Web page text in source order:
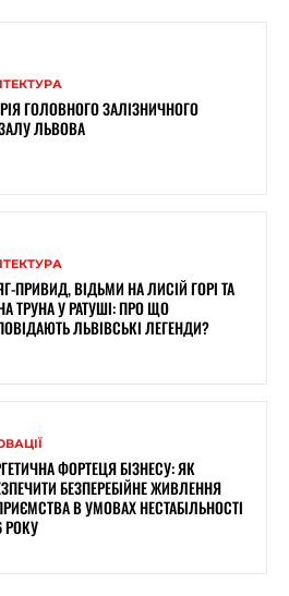
ГОЛОВНОГО ЗАЛІЗНИЧНОГО
ЛЬВОВА
ПРИВИД, ВІДЬМИ НА ЛИСІЙ ГОРІ ТА
ТРУНА У РАТУШІ: ПРО ЩО
ЛЬВІВСЬКІ ЛЕГЕНДИ?
ФОРТЕЦЯ БІЗНЕСУ: ЯК
БЕЗПЕРЕБІЙНЕ ЖИВЛЕННЯ
В УМОВАХ НЕСТАБІЛЬНОСТІ
РОКУ